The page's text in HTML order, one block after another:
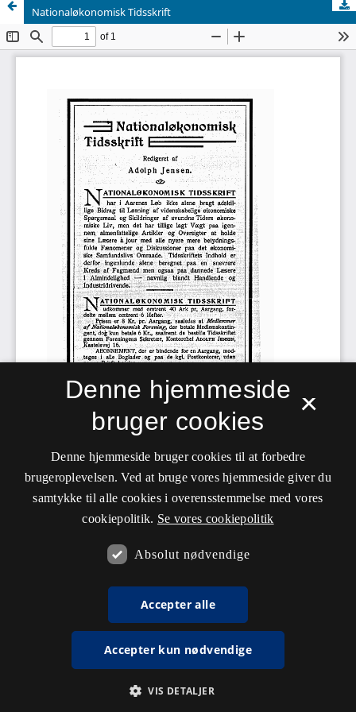
Nationaløkonomisk Tidsskrift
×
Denne hjemmeside
bruger cookies
Denne hjemmeside bruger cookies til at forbedre
brugeroplevelsen. Ved at bruge vores hjemmeside giver du
samtykke til alle cookies i overensstemmelse med vores
cookiepolitik. Se vores cookiepolitik
Absolut nødvendige
Accepter alle
Accepter kun nødvendige
VIS DETALJER